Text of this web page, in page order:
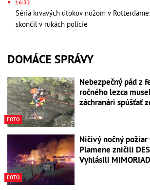
16:32
Séria krvavých útokov nožom v
skončil v rukách polície
DOMÁCE SPRÁVY
FOTO
Nebezpečný pád z
ročného lezca
záchranári spúšťať
FOTO
Ničivý nočný požiar
Plamene zničili
Vyhlásili